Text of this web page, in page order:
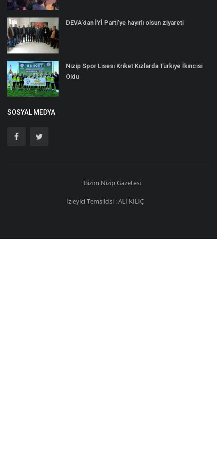
DEVA’dan İYİ Parti’ye hayırlı olsun ziyareti
Nizip Spor Lisesi Kriket Kızlarda Türkiye İkincisi
Oldu
SOSYAL MEDYA
Bizim NizipGazetesi
İzleyici Temsilcisi : ALİ KILIÇ